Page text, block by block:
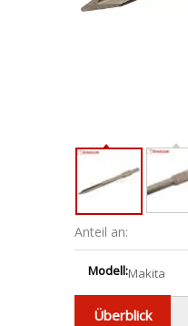
Anteil an:
Modell:Makita
Überblick